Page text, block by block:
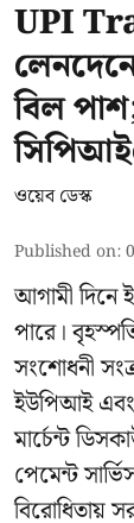
UPI
বিল
ওয়েব ডেস্ক
Published on:
আগামী
পারে।
সংশোধনী
ইউপিআই এবং
মার্চেন্ট
পেমেন্ট
বিরোধিতায়